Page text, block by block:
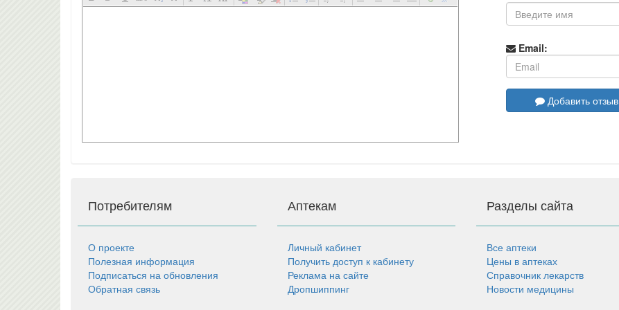
Email:
Добавить отзыв
Потребителям
О проекте
Полезная информация
Подписаться на обновления
Обратная связь
Аптекам
Личный кабинет
Получить доступ к кабинету
Реклама на сайте
Дропшиппинг
Разделы сайта
Все аптеки
Цены в аптеках
Справочник лекарств
Новости медицины